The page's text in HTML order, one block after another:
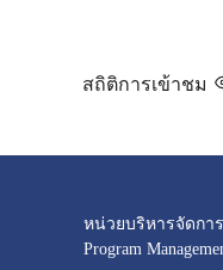
สถิติการเข้าชม
หน่วยบริหารจัดก
Program